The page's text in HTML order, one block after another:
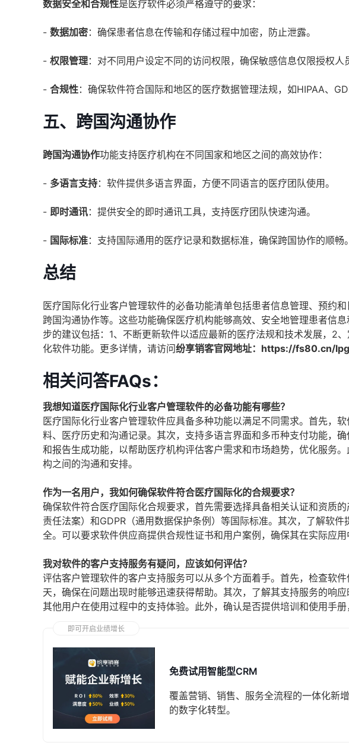
数据安全和合规性是医疗软件必须严格遵守的要求：
- 数据加密：确保患者信息在传输和存储过程中加密，防止泄露。
- 权限管理：对不同用户设定不同的访问权限，确保敏感信息仅限授权人
- 合规性：确保软件符合国际和地区的医疗数据管理法规，如HIPAA、
五、跨国沟通协作
跨国沟通协作功能支持医疗机构在不同国家和地区之间的高效协作：
- 多语言支持：软件提供多语言界面，方便不同语言的医疗团队使用。
- 即时通讯：提供安全的即时通讯工具，支持医疗团队快速沟通。
- 国际标准：支持国际通用的医疗记录和数据标准，确保跨国协作的顺畅。
总结
医疗国际化行业客户管理软件的必备功能清单包括患者信息管理、预约
跨国沟通协作等。这些功能确保医疗机构能够高效、安全地管理患者信
步的建议包括：1、不断更新软件以适应最新的医疗法规和技术发展，2
化软件功能。更多详情，请访问纷享销客官网地址：https://fs80.cn/
相关问答FAQs：
我想知道医疗国际化行业客户管理软件的必备功能有哪些？
医疗国际化行业客户管理软件应具备多种功能以满足不同需求。首先，
料、医疗历史和沟通记录。其次，支持多语言界面和多币种支付功能，
和报告生成功能，以帮助医疗机构评估客户需求和市场趋势，优化服务
构之间的沟通和安排。
作为一名用户，我如何确保软件符合医疗国际化的合规要求？
确保软件符合医疗国际化合规要求，首先需要选择具备相关认证和资质
责任法案）和GDPR（通用数据保护条例）等国际标准。其次，了解软
全。可以要求软件供应商提供合规性证书和用户案例，确保其在实际应用
我对软件的客户支持服务有疑问，应该如何评估？
评估客户管理软件的客户支持服务可以从多个方面着手。首先，检查软
天，确保在问题出现时能够迅速获得帮助。其次，了解其支持服务的响
其他用户在使用过程中的支持体验。此外，确认是否提供培训和使用手册
即可开启业绩增长
免费试用智能型CRM
覆盖营销、销售、服务全流程的一体化新
的数字化转型。